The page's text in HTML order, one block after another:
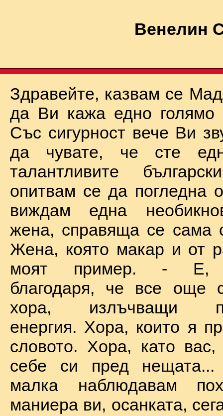
Венелин
Здравейте, казвам се
да Ви кажа едно голямо
Със сигурност вече Ви
да чувате, че сте
талантливите
опитвам се да погледна
виждам една
жена, справяща се сама
Жена, която макар и от
моят пример. - Е,
благодаря, че все още
хора, излъчващи
енергия. Хора, които я
словото. Хора, като
себе си пред
малка наблюдавам
маниера ви, осанката,